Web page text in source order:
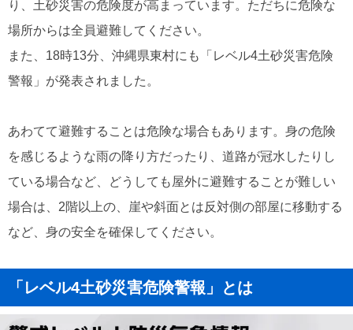
り、土砂災害の危険度が高まっています。ただちに危険な
場所からは全員避難してください。
また、18時13分、沖縄県東村にも「レベル4土砂災害危険
警報」が発表されました。
あわてて避難することは危険な場合もあります。身の危険
を感じるような雨の降り方だったり、道路が冠水したりし
ている場合など、どうしても屋外に避難することが難しい
場合は、2階以上の、崖や斜面とは反対側の部屋に移動する
など、身の安全を確保してください。
「レベル4土砂災害危険警報」とは